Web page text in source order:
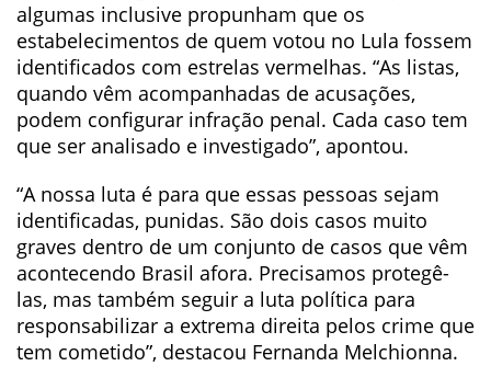
algumas inclusive propunham que os
estabelecimentos de quem votou no Lula fossem
identificados com estrelas vermelhas. “As listas,
quando vêm acompanhadas de acusações,
podem configurar infração penal. Cada caso tem
que ser analisado e investigado”, apontou.
“A nossa luta é para que essas pessoas sejam
identificadas, punidas. São dois casos muito
graves dentro de um conjunto de casos que vêm
acontecendo Brasil afora. Precisamos protegê-
las, mas também seguir a luta política para
responsabilizar a extrema direita pelos crime que
tem cometido”, destacou Fernanda Melchionna.